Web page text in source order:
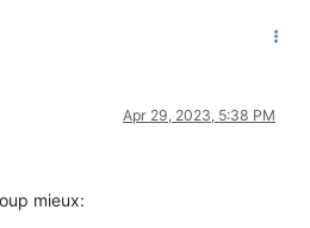
Apr 29, 2023, 5:38 PM
mieux: